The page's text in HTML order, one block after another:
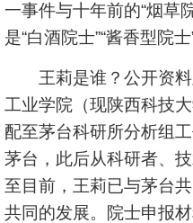
一事件与十年前的“烟草
是“白酒院士”“酱香型院士”
王莉是谁？公开资料
工业学院（现陕西科技
配至茅台科研所分析组
茅台，此后从科研者、
至目前，王莉已与茅台
共同的发展。院士申报